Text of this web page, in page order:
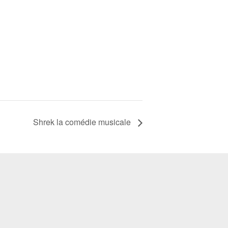
Shrek la comédie musicale